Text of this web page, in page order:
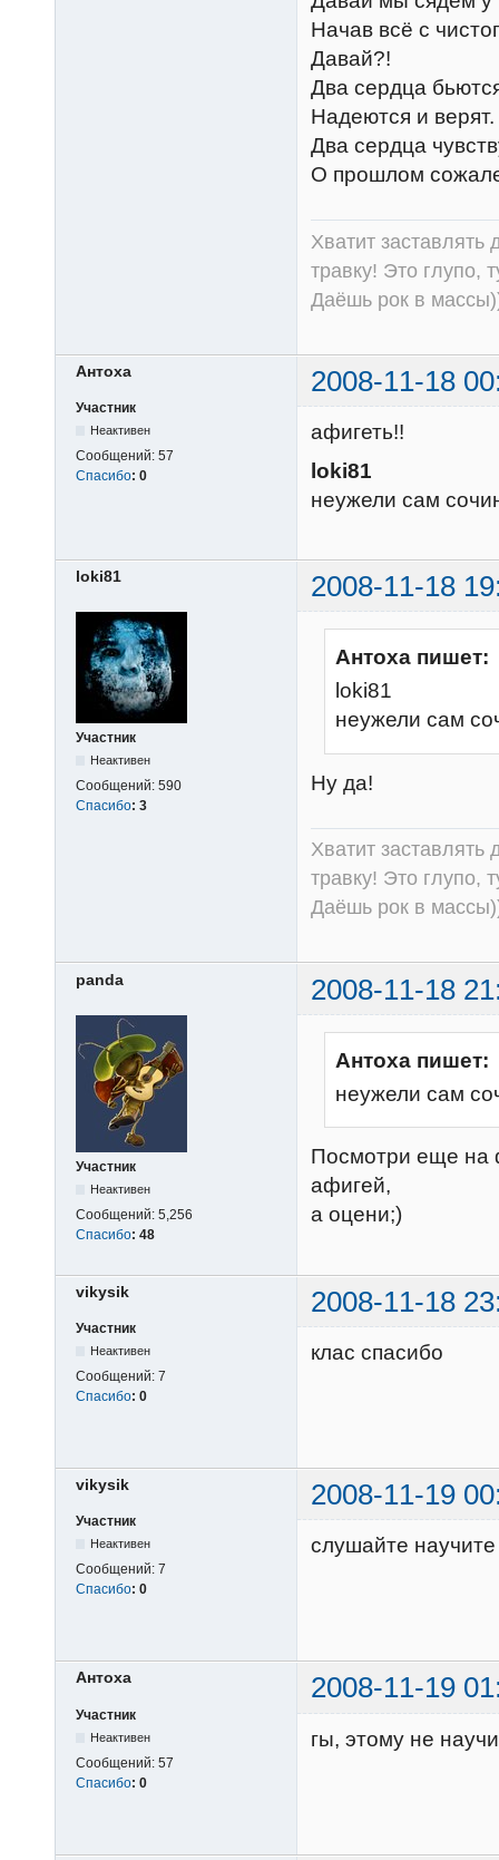
Начав всё с
Давай?!
Два сердца
Надеются и верят.
Два сердца
О прошлом
Хватит заставлять
травку! Это глупо,
Даёшь рок в
Антоха 2008-11-18
Участник
Неактивен
Сообщений: 57
Спасибо: 0
афигеть!!
loki81
неужели сам
loki81 2008-11-18
Участник
Неактивен
Сообщений: 590
Спасибо: 3
Антоха пишет:
loki81
неужели сам
Ну да!
Хватит заставлять
травку! Это глупо,
Даёшь рок в
panda 2008-11-18
Участник
Неактивен
Сообщений: 5,256
Спасибо: 48
Антоха пишет:
неужели сам
Посмотри еще на
афигей,
а оцени;)
vikysik 2008-11-18
Участник
Неактивен
Сообщений: 7
Спасибо: 0
клас спасибо
vikysik 2008-11-19
Участник
Неактивен
Сообщений: 7
Спасибо: 0
слушайте научите
Антоха 2008-11-19
Участник
Неактивен
Сообщений: 57
Спасибо: 0
гы, этому не